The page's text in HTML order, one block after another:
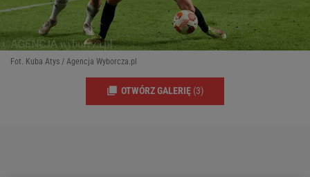
Fot. Kuba Atys / Agencja Wyborcza.pl
OTWÓRZ GALERIĘ (3)